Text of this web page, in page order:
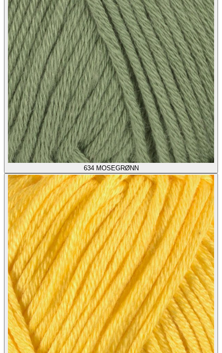
634 MOSEGRØNN